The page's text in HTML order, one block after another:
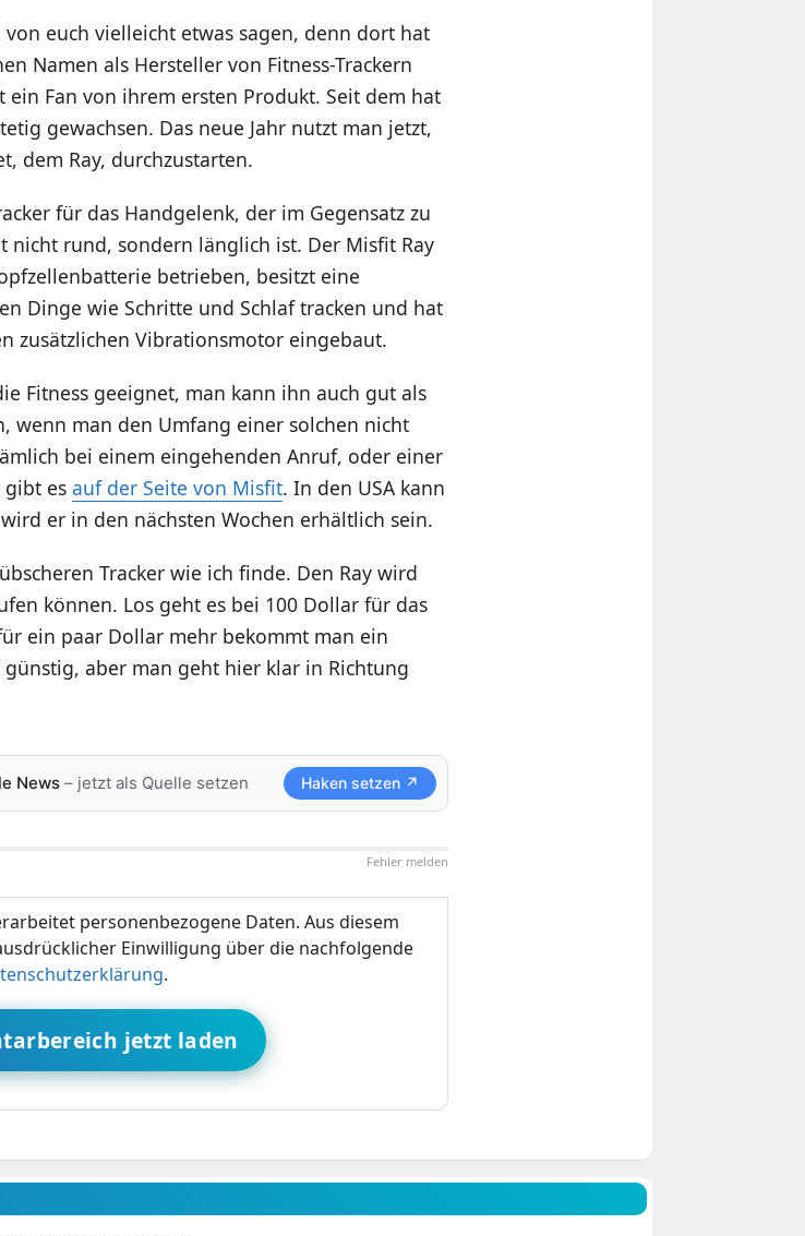
euch vielleicht etwas sagen, denn dort hat
Namen als Hersteller von Fitness-Trackern
ein Fan von ihrem ersten Produkt. Seit dem hat
gewachsen. Das neue Jahr nutzt man jetzt,
dem Ray, durchzustarten.
für das Handgelenk, der im Gegensatz zu
nicht rund, sondern länglich ist. Der Misfit Ray
betrieben, besitzt eine
Dinge wie Schritte und Schlaf tracken und hat
zusätzlichen Vibrationsmotor eingebaut.
Fitness geeignet, man kann ihn auch gut als
wenn man den Umfang einer solchen nicht
bei einem eingehenden Anruf, oder einer
es auf der Seite von Misfit. In den USA kann
er in den nächsten Wochen erhältlich sein.
Tracker wie ich finde. Den Ray wird
können. Los geht es bei 100 Dollar für das
ein paar Dollar mehr bekommt man ein
aber man geht hier klar in Richtung
News– jetzt als Quelle setzen Haken setzen ↗
Fehler melden
personenbezogene Daten. Aus diesem
Einwilligung über die nachfolgende
.
jetzt laden